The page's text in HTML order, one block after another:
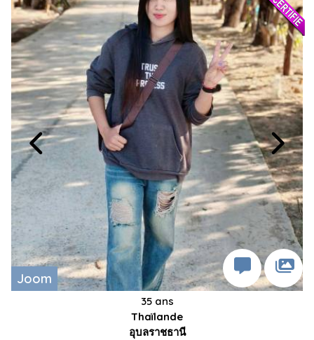
Joom
35 ans
Thaïlande
อุบลราชธานี